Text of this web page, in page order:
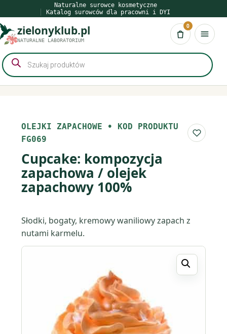
do
treści
Naturalne surowce kosmetyczne
Katalog surowców dla pracowni i DYI
zielonyklub.pl
NATURALNE LABORATORIUM Koszyk
0
Wyszukiwarka
produktów
OLEJKI ZAPACHOWE • KOD PRODUKTU
FG069
Do
Cupcake: kompozycja
zapachowa / olejek
zapachowy 100%
Słodki, bogaty, kremowy waniliowy zapach z
nutami karmelu.